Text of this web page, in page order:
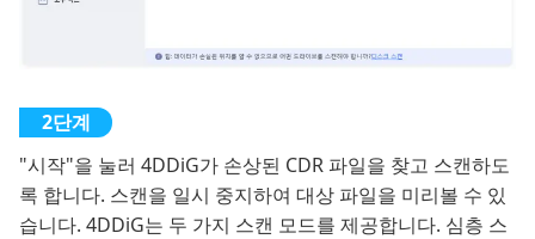
"시작"을 눌러 4DDiG가 손상된 CDR 파일을 찾고 스캔하도
록 합니다. 스캔을 일시 중지하여 대상 파일을 미리볼 수 있
습니다. 4DDiG는 두 가지 스캔 모드를 제공합니다. 심층 스